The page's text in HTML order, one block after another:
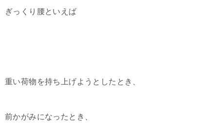
ぎっくり腰といえば
重い荷物を持ち上げようとしたとき、
前かがみになったとき、